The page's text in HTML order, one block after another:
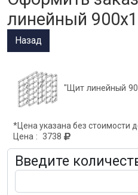
линейный
"Щит линейный
*Цена указана без стоимости
Цена : 3738
Введите